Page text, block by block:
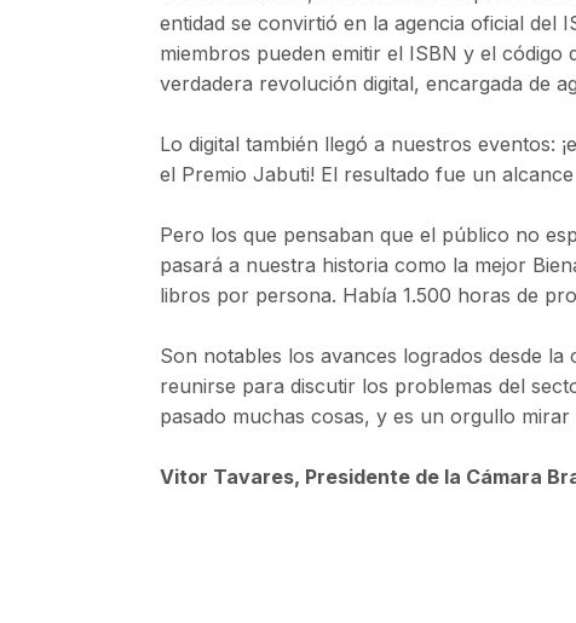
entidad se convirtió en la agencia oficial del
miembros pueden emitir el ISBN y el
verdadera revolución digital, encargada de
Lo digital también llegó a nuestros eventos:
el Premio Jabuti! El resultado fue un
Pero los que pensaban que el público no
pasará a nuestra historia como la mejor
libros por persona. Había 1.500 horas de
Son notables los avances logrados desde
reunirse para discutir los problemas del
pasado muchas cosas, y es un orgullo
Vitor Tavares, Presidente de la Cámara